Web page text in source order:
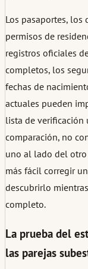
Los pasaportes,
permisos de
registros oficiales
completos, los
fechas de
actuales pueden
lista de verificación
comparación, no
uno al lado del otro
más fácil corregir
descubrirlo
completo.
La prueba del
las parejas